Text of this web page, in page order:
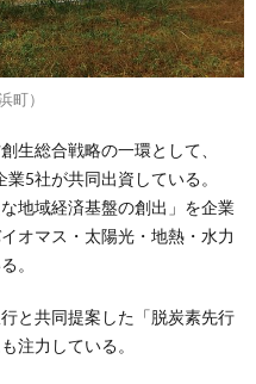
町）
生総合戦略の一環として、
5社が共同出資している。
地域経済基盤の創出」を企業
オマス・太陽光・地熱・水力
。
と共同提案した「脱炭素先行
注力している。